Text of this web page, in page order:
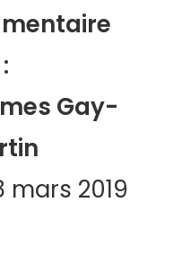
Gay-
2019